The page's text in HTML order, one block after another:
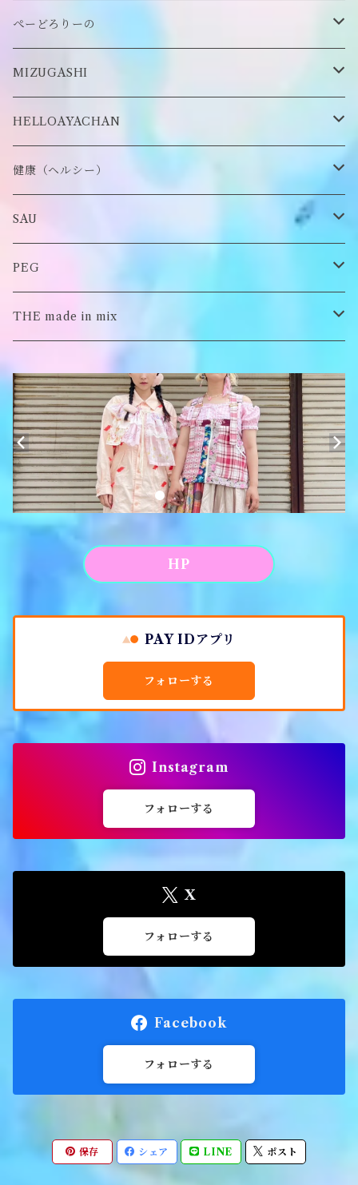
缶バッヂ
ロンT
ステッカー・シール
チャーム
Tシャツ
イヤーマフラー
other
Tシャツ
雑貨
ネックレス
マスクチェーン
帽子
キーホルダー
ブローチ
ぺーどろりーの
靴下
スタイ
MIZUGASHI
帽子
アクセサリー
HELLOAYACHAN
ピアス/イヤリング
健康（ヘルシー）
ロンT
スウェット/パーカー
Tシャツ
SAU
ロンT
スウェット/パーカー
PEG
キーチャーム
THE made in mix
キーホルダー
がま口
アパレル
HP
PAY IDアプリ
フォローする
Instagram
フォローする
X
フォローする
Facebook
フォローする
保存 シェア LINE ポスト